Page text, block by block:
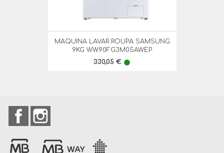
MAQUINA LAVAR ROUPA SAMSUNG
9KG WW90FG3M05AWEP
Preço
330,05 € lens
Facebook